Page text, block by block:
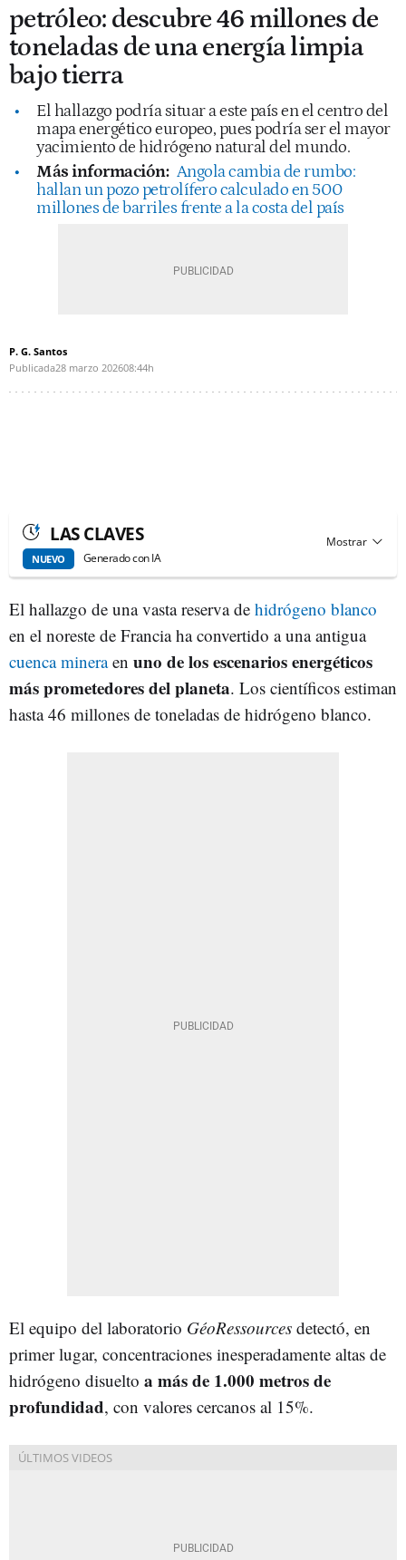
petróleo: descubre 46 millones de
toneladas de una energía limpia
bajo tierra
El hallazgo podría situar a este país en el centro del
mapa energético europeo, pues podría ser el mayor
yacimiento de hidrógeno natural del mundo.
Más información: Angola cambia de rumbo:
hallan un pozo petrolífero calculado en 500
millones de barriles frente a la costa del país
P. G. Santos
Publicada28 marzo 202608:44h
LAS CLAVES
NUEVO Generado con IA
El hallazgo de una vasta reserva de hidrógeno blanco
en el noreste de Francia ha convertido a una antigua
cuenca mineraen uno de los escenarios energéticos
más prometedores del planeta. Los científicos estiman
hasta 46 millones de toneladas de hidrógeno blanco.
El equipo del laboratorio GéoRessources detectó, en
primer lugar, concentraciones inesperadamente altas de
hidrógeno disuelto a más de 1.000 metros de
profundidad, con valores cercanos al 15%.